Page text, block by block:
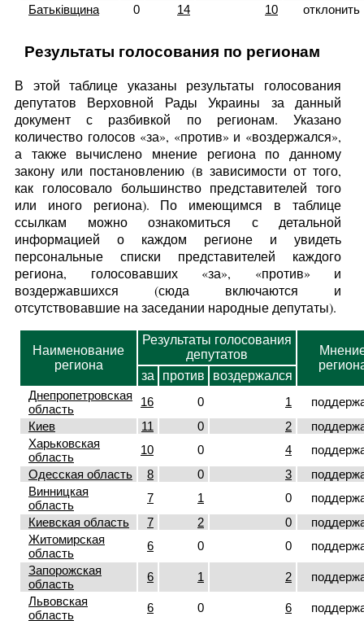
Батьківщина
0 14 10 отклонить
Результаты голосования по регионам
В этой таблице указаны результаты голосования
депутатов Верховной Рады Украины за данный
документ с разбивкой по регионам. Указано
количество голосов «за», «против» и «воздержался»,
а также вычислено мнение региона по данному
закону или постановлению (в зависимости от того,
как голосовало большинство представителей того
или иного региона). По имеющимся в таблице
ссылкам можно ознакомиться с детальной
информацией о каждом регионе и увидеть
персональные списки представителей каждого
региона, голосовавших «за», «против» и
воздержавшихся (сюда включаются и
отсутствовавшие на заседании народные депутаты).
Наименование
региона
Результаты голосования
депутатов
за против
воздержался
Днепропетровская
область
16 0 1
Киев
11 0 2
Харьковская
область
10 0 4
Одесская область
8 0 3
Винницкая
область
7 1 0
Киевская область
7 2 0
Житомирская
область
6 0 0
Запорожская
область
6 1 2
Львовская
область
6 0 6